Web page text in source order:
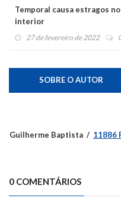
Temporal causa estragos no
interior
27 de fevereiro de 2022
SOBRE O AUTOR
Guilherme Baptista 11886
0 COMENTÁRIOS